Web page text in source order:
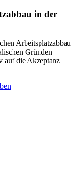
in der
Arbeitsplatzabbau
Gründen
auf die Akzeptanz